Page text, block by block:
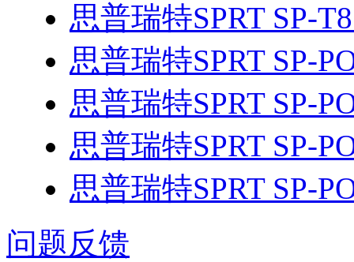
思普瑞特SPRT SP-
思普瑞特SPRT SP-
思普瑞特SPRT SP-
思普瑞特SPRT SP-
思普瑞特SPRT SP-
问题反馈